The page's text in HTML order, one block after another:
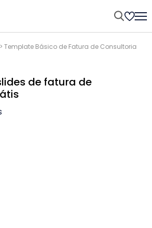
> Template Básico de Fatura de Consultoria
de fatura de